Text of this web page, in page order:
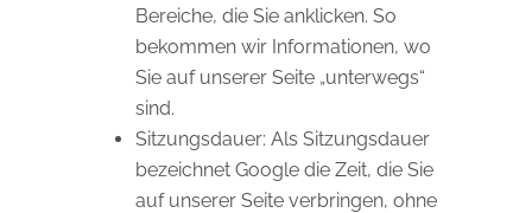
Bereiche, die Sie anklicken. So
bekommen wir Informationen, wo
Sie auf unserer Seite „unterwegs“
sind.
Sitzungsdauer: Als Sitzungsdauer
bezeichnet Google die Zeit, die Sie
auf unserer Seite verbringen, ohne